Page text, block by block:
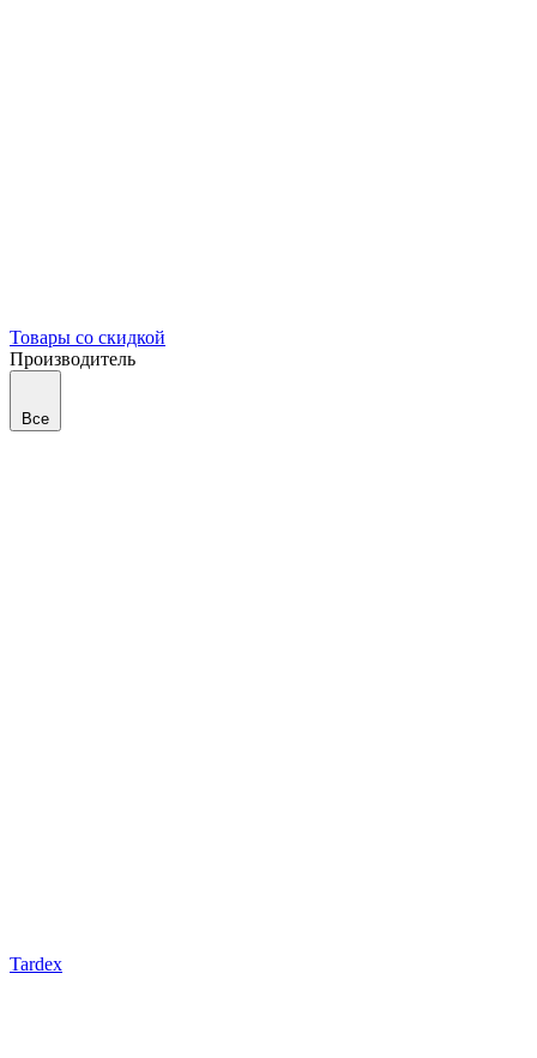
Товары со скидкой
Производитель
Все
Tardex